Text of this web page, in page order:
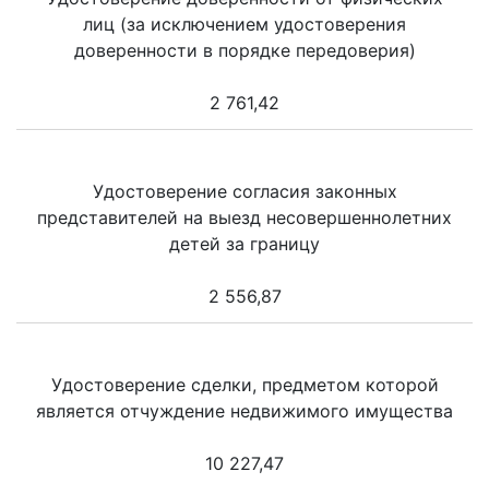
лиц (за исключением удостоверения
доверенности в порядке передоверия)
2 761,42
Удостоверение согласия законных
представителей на выезд несовершеннолетних
детей за границу
2 556,87
Удостоверение сделки, предметом которой
является отчуждение недвижимого имущества
10 227,47